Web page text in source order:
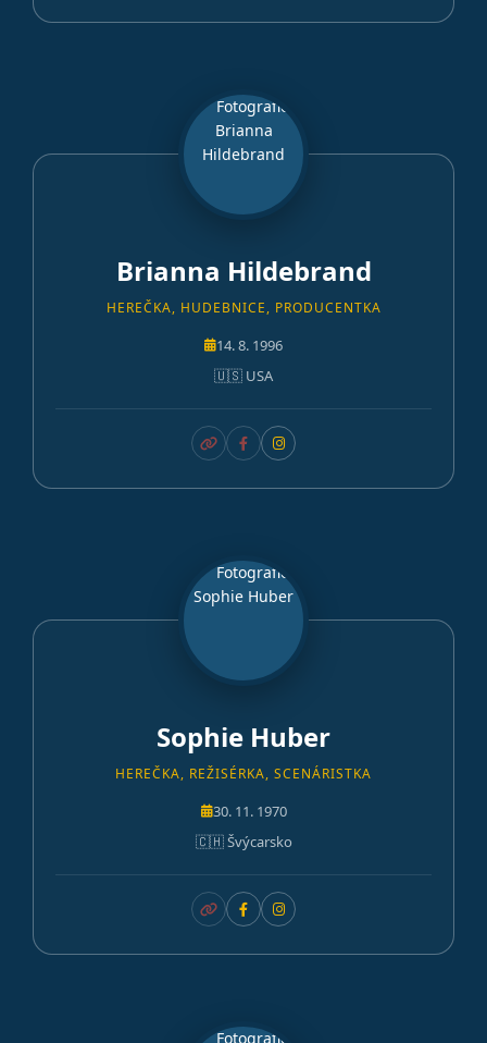
Brianna Hildebrand
HEREČKA, HUDEBNICE, PRODUCENTKA
14. 8. 1996
🇺🇸 USA
Sophie Huber
HEREČKA, REŽISÉRKA, SCENÁRISTKA
30. 11. 1970
🇨🇭 Švýcarsko